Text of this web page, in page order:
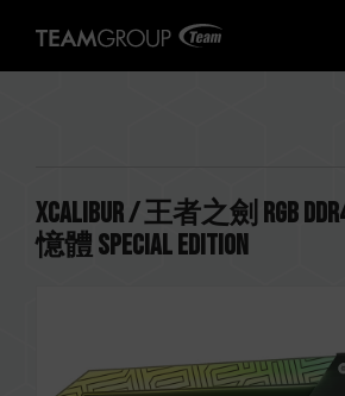
XCALIBUR / 王者之劍 RGB
憶體 Special Edition